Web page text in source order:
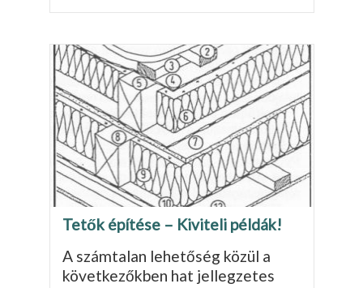
Tetők építése – Kiviteli példák!
A számtalan lehetőség közül a
következőkben hat jellegzetes